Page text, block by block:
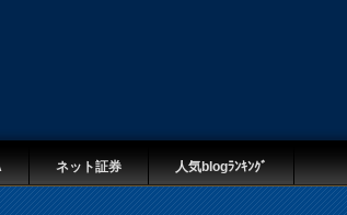
ネット証券 人気blogﾗﾝｷﾝｸﾞ